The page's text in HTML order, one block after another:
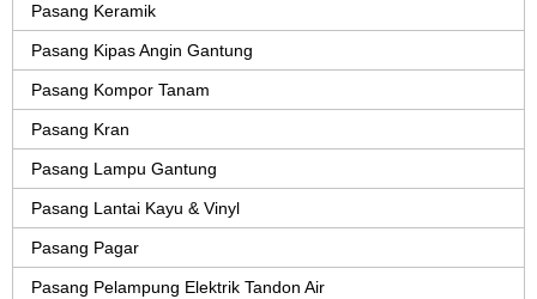
Pasang Keramik
Pasang Kipas Angin Gantung
Pasang Kompor Tanam
Pasang Kran
Pasang Lampu Gantung
Pasang Lantai Kayu & Vinyl
Pasang Pagar
Pasang Pelampung Elektrik Tandon Air